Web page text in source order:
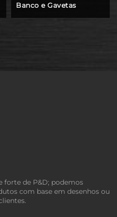
Banco e Gavetas
forte de P&D; podemos
com base em desenhos ou